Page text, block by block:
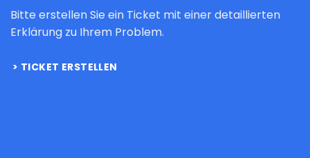
Bitte erstellen Sie ein Ticket mit einer detaillierten
Erklärung zu Ihrem Problem.
TICKET ERSTELLEN